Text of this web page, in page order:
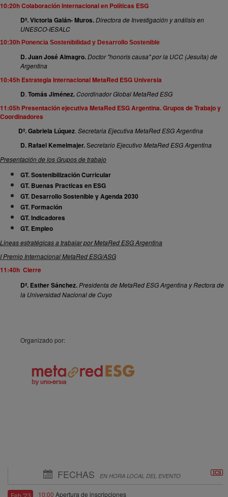
10:20h Colaboración Internacional en Políticas ESG
Dª. Victoria Galán- Muros.Directora de Investigación y análisis en
UNESCO-IESALC
10:30h Ponencia Sostenibilidad y Desarrollo Sostenible
D. Juan José Almagro.Doctor "honoris causa" por la UCC (Jesuita) de
Argentina
10:45h Estrategia Internacional MetaRed ESG Universia
D. Tomás Jiménez. Coordinador Global MetaRed ESG
11:05h Presentación ejecutiva MetaRed ESG Argentina. Grupos de Trabajo y
Coordinadores
Dª. Gabriela Lúquez. Secretaria Ejecutiva MetaRed ESG Argentina
D. Rafael Kemelmajer.Secretario Ejecutivo MetaRed ESG Argentina
Presentación de los Grupos de trabajo
GT. Sostenibilización Curricular
GT. Buenas Practicas en ESG
GT. Desarrollo Sostenible y Agenda 2030
GT. Formación
GT. Indicadores
GT. Empleo
Lineas estratégicas a trabajar por MetaRed ESG Argentina
I Premio Internacional MetaRed ESG/ASG
11:40h Cierre
Dª. Esther Sánchez.Presidenta de MetaRed ESG Argentina y Rectora de
la Universidad Nacional de Cuyo
Organizado por:
FECHAS EN HORA LOCAL DEL EVENTO
Feb '23 10:00 Apertura de inscripciones